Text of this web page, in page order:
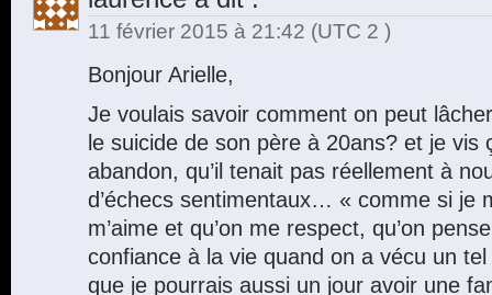
11 février 2015 à 21:42 (UTC 2 )
Bonjour Arielle,
Je voulais savoir comment on peut
le suicide de son père à 20ans? et je vis
abandon, qu’il tenait pas réellement à
d’échecs sentimentaux… « comme si je
m’aime et qu’on me respect, qu’on
confiance à la vie quand on a vécu un
que je pourrais aussi un jour avoir une